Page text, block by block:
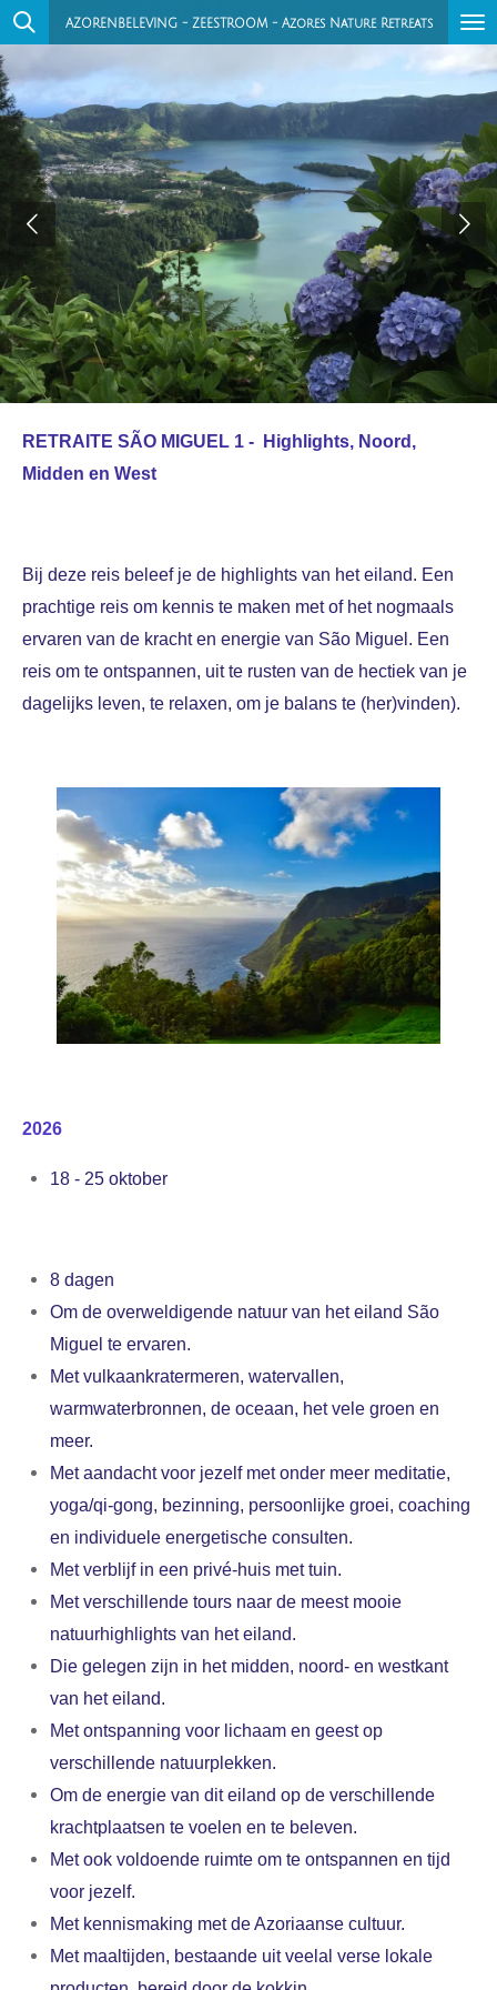
Ga
naar
de
hoofdinhoud
AZORENBELEVING - ZEESTROOM - Azores Nature Retreats
RETRAITE SÃO MIGUEL 1 - Highlights, Noord,
Midden en West
Bij deze reis beleef je de highlights van het eiland. Een
prachtige reis om kennis te maken met of het nogmaals
ervaren van de kracht en energie van São Miguel. Een
reis om te ontspannen, uit te rusten van de hectiek van je
dagelijks leven, te relaxen, om je balans te (her)vinden).
2026
18 - 25 oktober
8 dagen
Om de overweldigende natuur van het eiland São
Miguel te ervaren.
Met vulkaankratermeren, watervallen,
warmwaterbronnen, de oceaan, het vele groen en
meer.
Met aandacht voor jezelf met onder meer meditatie,
yoga/qi-gong, bezinning, persoonlijke groei, coaching
en individuele energetische consulten.
Met verblijf in een privé-huis met tuin.
Met verschillende tours naar de meest mooie
natuurhighlights van het eiland.
Die gelegen zijn in het midden, noord- en westkant
van het eiland.
Met ontspanning voor lichaam en geest op
verschillende natuurplekken.
Om de energie van dit eiland op de verschillende
krachtplaatsen te voelen en te beleven.
Met ook voldoende ruimte om te ontspannen en tijd
voor jezelf.
Met kennismaking met de Azoriaanse cultuur.
Met maaltijden, bestaande uit veelal verse lokale